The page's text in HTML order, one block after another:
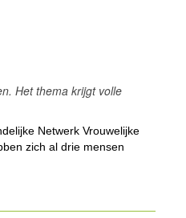
Het thema krijgt volle
Netwerk Vrouwelijke
zich al drie mensen